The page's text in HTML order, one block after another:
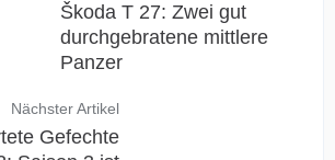
Škoda T 27: Zwei gut
durchgebratene mittlere
Panzer
Nächster Artikel
Gefechte